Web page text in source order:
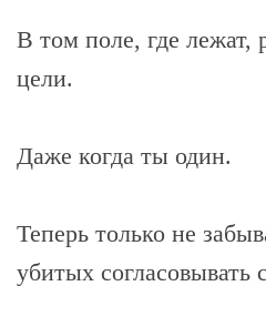
В том поле, где лежат,
цели.
Даже когда ты один.
Теперь только не
убитых согласовывать